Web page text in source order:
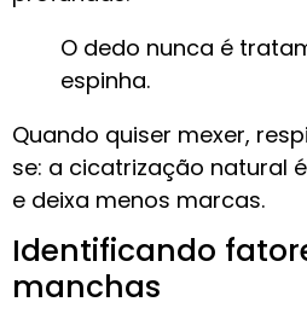
O dedo nunca é
espinha.
Quando quiser mexer,
se: a cicatrização natural
e deixa menos marcas.
Identificando
manchas